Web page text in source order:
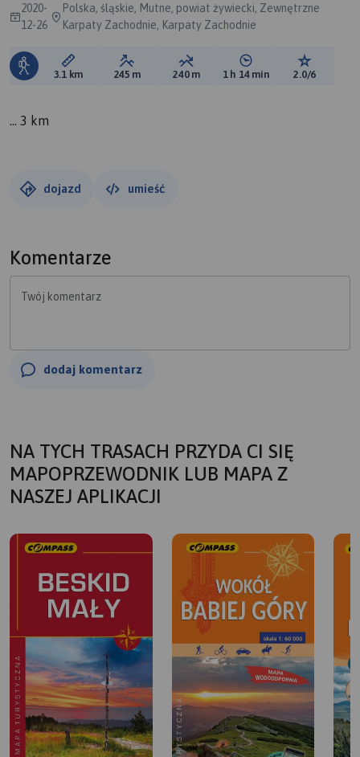
2020-
12-26
Polska, śląskie, Mutne, powiat żywiecki, Zewnętrzne
Karpaty Zachodnie, Karpaty Zachodnie
Długość trasy:
3.1 km Suma przewyższeń:
245 m Suma spadków:
240 m Średni czas potrzebny
1 h 14 min Ocena
2.0/6
... 3 km
dojazd umieść
Komentarze
Twój komentarz
dodaj komentarz
NA TYCH TRASACH PRZYDA CI SIĘ
MAPOPRZEWODNIK LUB MAPA Z
NASZEJ APLIKACJI